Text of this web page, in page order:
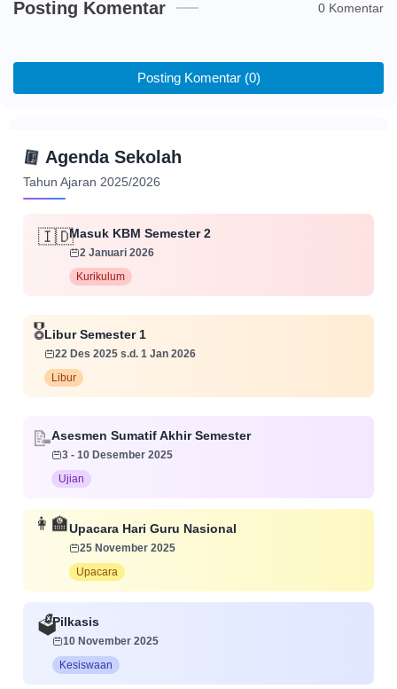
Posting Komentar 0 Komentar
Posting Komentar (0)
📅 Agenda Sekolah
Tahun Ajaran 2025/2026
🇮🇩Masuk KBM Semester 2
2 Januari 2026
Kurikulum
🎖️Libur Semester 1
22 Des 2025 s.d. 1 Jan 2026
Libur
📝Asesmen Sumatif Akhir Semester
3 - 10 Desember 2025
Ujian
👩‍🏫Upacara Hari Guru Nasional
25 November 2025
Upacara
🗳️Pilkasis
10 November 2025
Kesiswaan